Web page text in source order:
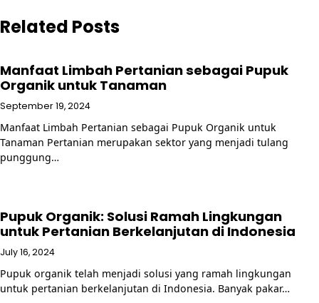
Related Posts
Manfaat Limbah Pertanian sebagai Pupuk
Organik untuk Tanaman
September 19, 2024
Manfaat Limbah Pertanian sebagai Pupuk Organik untuk
Tanaman Pertanian merupakan sektor yang menjadi tulang
punggung…
Pupuk Organik: Solusi Ramah Lingkungan
untuk Pertanian Berkelanjutan di Indonesia
July 16, 2024
Pupuk organik telah menjadi solusi yang ramah lingkungan
untuk pertanian berkelanjutan di Indonesia. Banyak pakar…